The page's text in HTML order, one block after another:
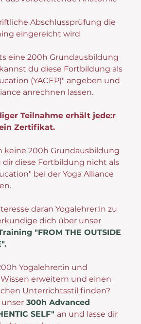
Abschlussprüfung die
eingereicht wird
eine 200h Grundausbildung
du diese Fortbildung als
(YACEP)" angeben und
anrechnen lassen.
Teilnahme erhält jede:r
Zertifikat.
keine 200h Grundausbildung
dir diese Fortbildung nicht als
bei der Yoga Alliance
daran Yogalehrer:in zu
dich über unser
"FROM THE OUTSIDE
Yogalehrer:in und
erweitern und einen
Unterrichtsstil finden?
unser 300h Advanced
SELF" an und lasse dir